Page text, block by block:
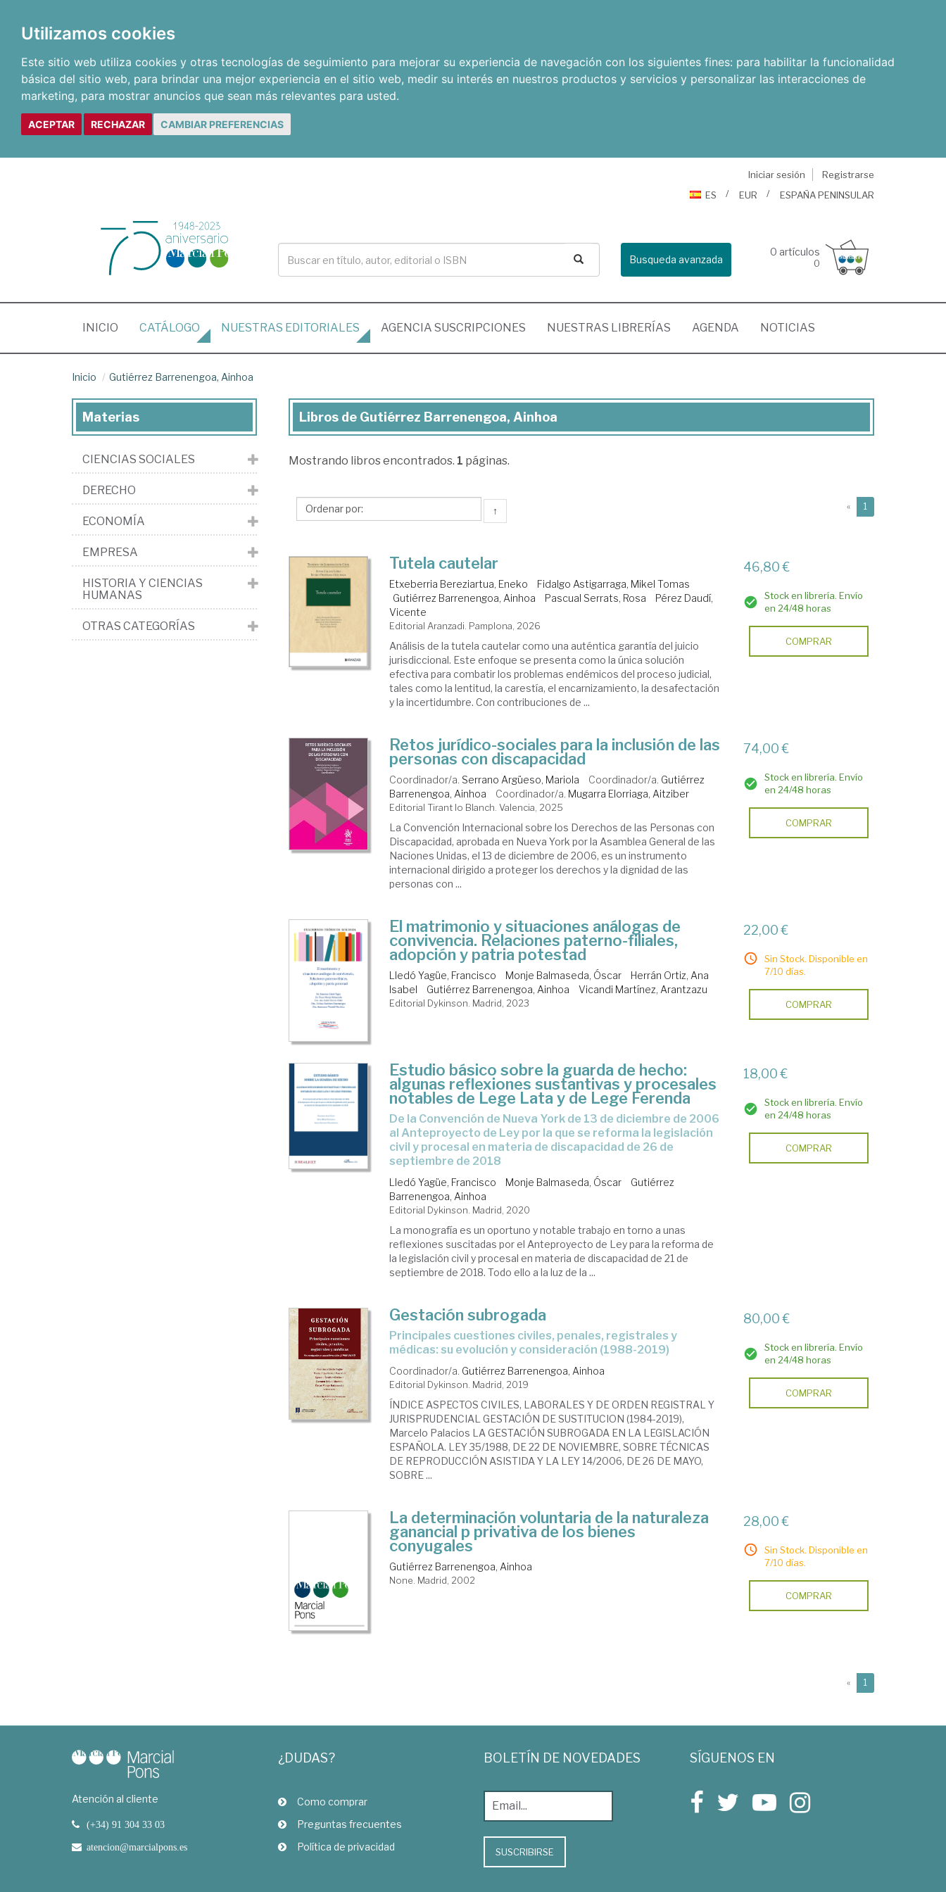
Utilizamos cookies
Este sitio web utiliza cookies y otras tecnologías de seguimiento para mejorar su experiencia de navegación con los siguientes fines: para habilitar la funcionalidad
básica del sitio web, para brindar una mejor experiencia en el sitio web, medir su interés en nuestros productos y servicios y personalizar las interacciones de
marketing, para mostrar anuncios que sean más relevantes para usted.
ACEPTAR RECHAZAR CAMBIAR PREFERENCIAS
Iniciar sesión
Registrarse
ES
EUR ESPAÑA PENINSULAR
Busqueda avanzada
0 artículos
0
INICIO (CURRENT)
CATÁLOGO NUESTRAS EDITORIALES AGENCIA SUSCRIPCIONES NUESTRAS LIBRERÍAS AGENDA NOTICIAS
Inicio Gutiérrez Barrenengoa, Ainhoa
Libros
Gutiérrez
Ainhoa
Libros de Gutiérrez Barrenengoa, Ainhoa
Mostrando libros encontrados. 1 páginas.
↑ « 1
Tutela cautelar
Etxeberria Bereziartua, Eneko
Fidalgo Astigarraga, Mikel Tomas
Gutiérrez Barrenengoa, Ainhoa
Pascual Serrats, Rosa
Pérez Daudí,
Vicente
Editorial Aranzadi. Pamplona, 2026
Análisis de la tutela cautelar como una auténtica garantía del juicio
jurisdiccional. Este enfoque se presenta como la única solución
efectiva para combatir los problemas endémicos del proceso judicial,
tales como la lentitud, la carestía, el encarnizamiento, la desafectación
y la incertidumbre. Con contribuciones de ...
46,80 €
Stock en librería. Envío
en 24/48 horas
COMPRAR
Retos jurídico-sociales para la inclusión de las
personas con discapacidad
Coordinador/a. Serrano Argüeso, Mariola Coordinador/a. Gutiérrez
Barrenengoa, Ainhoa
Coordinador/a. Mugarra Elorriaga, Aitziber
Editorial Tirant lo Blanch. Valencia, 2025
La Convención Internacional sobre los Derechos de las Personas con
Discapacidad, aprobada en Nueva York por la Asamblea General de las
Naciones Unidas, el 13 de diciembre de 2006, es un instrumento
internacional dirigido a proteger los derechos y la dignidad de las
personas con ...
74,00 €
Stock en librería. Envío
en 24/48 horas
COMPRAR
El matrimonio y situaciones análogas de
convivencia. Relaciones paterno-filiales,
adopción y patria potestad
Lledó Yagüe, Francisco Monje Balmaseda, Óscar
Herrán Ortiz, Ana
Isabel
Gutiérrez Barrenengoa, Ainhoa Vicandi Martínez, Arantzazu
Editorial Dykinson. Madrid, 2023
22,00 €
Sin Stock. Disponible en
7/10 días.
COMPRAR
Estudio básico sobre la guarda de hecho:
algunas reflexiones sustantivas y procesales
notables de Lege Lata y de Lege Ferenda
De la Convención de Nueva York de 13 de diciembre de 2006
al Anteproyecto de Ley por la que se reforma la legislación
civil y procesal en materia de discapacidad de 26 de
septiembre de 2018
Lledó Yagüe, Francisco Monje Balmaseda, Óscar
Gutiérrez
Barrenengoa, Ainhoa
Editorial Dykinson. Madrid, 2020
La monografía es un oportuno y notable trabajo en torno a unas
reflexiones suscitadas por el Anteproyecto de Ley para la reforma de
la legislación civil y procesal en materia de discapacidad de 21 de
septiembre de 2018. Todo ello a la luz de la ...
18,00 €
Stock en librería. Envío
en 24/48 horas
COMPRAR
Gestación subrogada
principales cuestiones civiles, penales, registrales y
médicas: su evolución y consideración (1988-2019)
Coordinador/a. Gutiérrez Barrenengoa, Ainhoa
Editorial Dykinson. Madrid, 2019
ÍNDICE ASPECTOS CIVILES, LABORALES Y DE ORDEN REGISTRAL Y
JURISPRUDENCIAL GESTACIÓN DE SUSTITUCION (1984-2019),
Marcelo Palacios LA GESTACIÓN SUBROGADA EN LA LEGISLACIÓN
ESPAÑOLA. LEY 35/1988, DE 22 DE NOVIEMBRE, SOBRE TÉCNICAS
DE REPRODUCCIÓN ASISTIDA Y LA LEY 14/2006, DE 26 DE MAYO,
SOBRE ...
80,00 €
Stock en librería. Envío
en 24/48 horas
COMPRAR
La determinación voluntaria de la naturaleza
ganancial p privativa de los bienes
conyugales
Gutiérrez Barrenengoa, Ainhoa
None. Madrid, 2002
28,00 €
Sin Stock. Disponible en
7/10 días.
COMPRAR
« 1
Materias
CIENCIAS SOCIALES
DERECHO
ECONOMÍA
EMPRESA
HISTORIA Y CIENCIAS
HUMANAS
OTRAS CATEGORÍAS
Atención al cliente
(+34) 91 304 33 03
atencion@marcialpons.es
¿DUDAS?
Como comprar
Preguntas frecuentes
Política de privacidad
BOLETÍN DE NOVEDADES
SUSCRIBIRSE
SÍGUENOS EN